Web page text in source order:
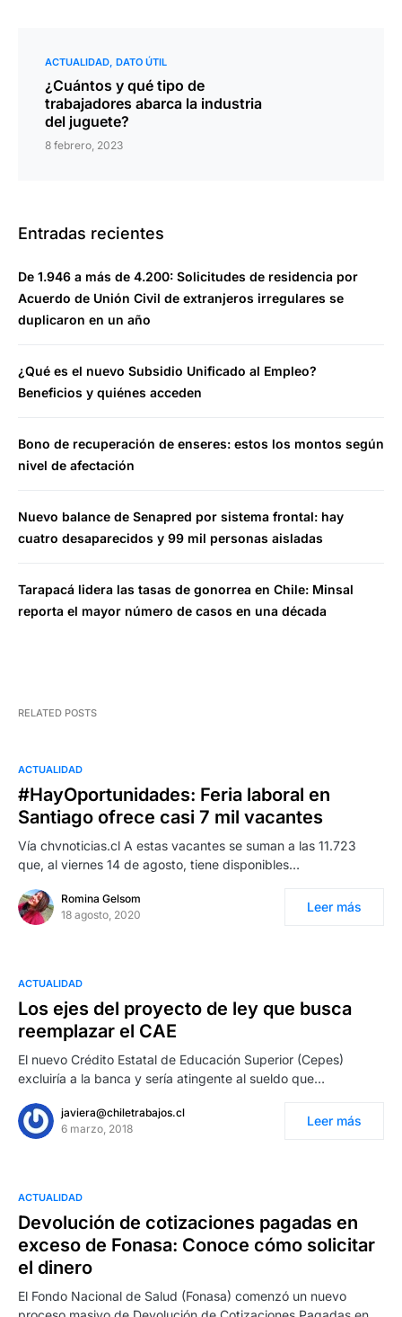
ACTUALIDAD DATO ÚTIL
¿Cuántos y qué tipo de
trabajadores abarca la industria
del juguete?
8 febrero, 2023
Entradas recientes
De 1.946 a más de 4.200: Solicitudes de residencia por
Acuerdo de Unión Civil de extranjeros irregulares se
duplicaron en un año
¿Qué es el nuevo Subsidio Unificado al Empleo?
Beneficios y quiénes acceden
Bono de recuperación de enseres: estos los montos según
nivel de afectación
Nuevo balance de Senapred por sistema frontal: hay
cuatro desaparecidos y 99 mil personas aisladas
Tarapacá lidera las tasas de gonorrea en Chile: Minsal
reporta el mayor número de casos en una década
RELATED POSTS
ACTUALIDAD
#HayOportunidades: Feria laboral en
Santiago ofrece casi 7 mil vacantes
Vía chvnoticias.cl A estas vacantes se suman a las 11.723
que, al viernes 14 de agosto, tiene disponibles…
Romina Gelsom
18 agosto, 2020
Leer más
ACTUALIDAD
Los ejes del proyecto de ley que busca
reemplazar el CAE
El nuevo Crédito Estatal de Educación Superior (Cepes)
excluiría a la banca y sería atingente al sueldo que…
javiera@chiletrabajos.cl
6 marzo, 2018
Leer más
ACTUALIDAD
Devolución de cotizaciones pagadas en
exceso de Fonasa: Conoce cómo solicitar
el dinero
El Fondo Nacional de Salud (Fonasa) comenzó un nuevo